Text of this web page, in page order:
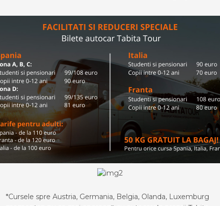
*Cursele spre Austria, Germania, Belgia, Olanda, Luxemburg